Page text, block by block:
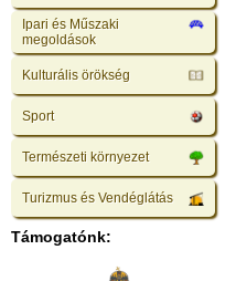
Ipari és Műszaki
megoldások
Kulturális örökség
Sport
Természeti környezet
Turizmus és Vendéglátás
Támogatónk: